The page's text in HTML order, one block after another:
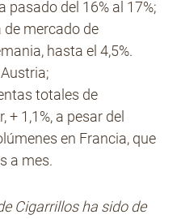
pasado del 16% al 17%;
mercado de
hasta el 4,5%.
totales de
1,1%, a pesar del
en Francia, que
a mes.
Cigarrillos ha sido de